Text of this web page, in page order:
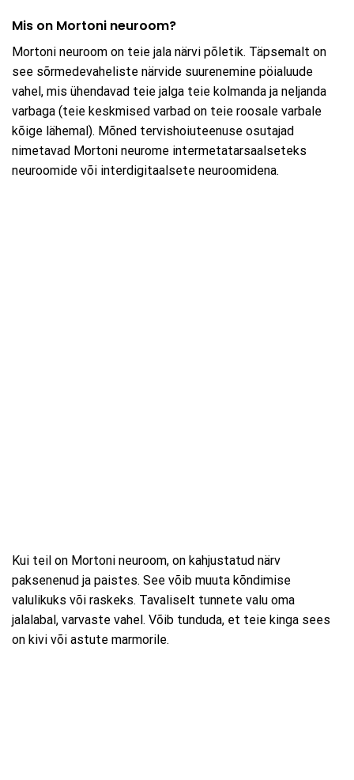
Mis on Mortoni neuroom?
Mortoni neuroom on teie jala närvi põletik. Täpsemalt on
see sõrmedevaheliste närvide suurenemine pöialuude
vahel, mis ühendavad teie jalga teie kolmanda ja neljanda
varbaga (teie keskmised varbad on teie roosale varbale
kõige lähemal). Mõned tervishoiuteenuse osutajad
nimetavad Mortoni neurome intermetatarsaalseteks
neuroomide või interdigitaalsete neuroomidena.
Kui teil on Mortoni neuroom, on kahjustatud närv
paksenenud ja paistes. See võib muuta kõndimise
valulikuks või raskeks. Tavaliselt tunnete valu oma
jalalabal, varvaste vahel. Võib tunduda, et teie kinga sees
on kivi või astute marmorile.